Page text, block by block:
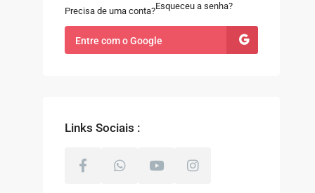
Precisa de uma conta?Esqueceu a senha?
Entre com o Google
Links Sociais :
R$ 480.000
Terreno com 8.000m²
à Venda em Coti...